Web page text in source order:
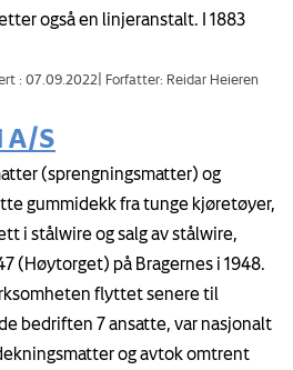
også en linjeranstalt. I 1883
: 07.09.2022 Forfatter: Reidar Heieren
A/S
(sprengningsmatter) og
gummidekk fra tunge kjøretøyer,
i stålwire og salg av stålwire,
(Høytorget) på Bragernes i 1948.
flyttet senere til
bedriften 7 ansatte, var nasjonalt
og avtok omtrent